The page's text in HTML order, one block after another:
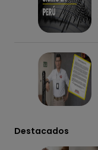
Destacados